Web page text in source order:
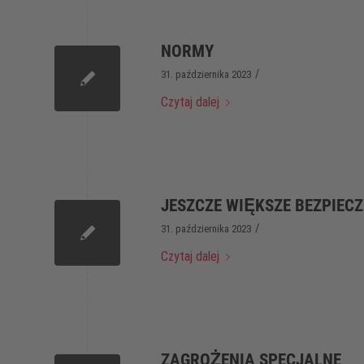
NORMY
31. października 2023 /
Czytaj dalej
JESZCZE WIĘKSZE
31. października 2023 /
Czytaj dalej
ZAGROŻENIA SPECJALNE